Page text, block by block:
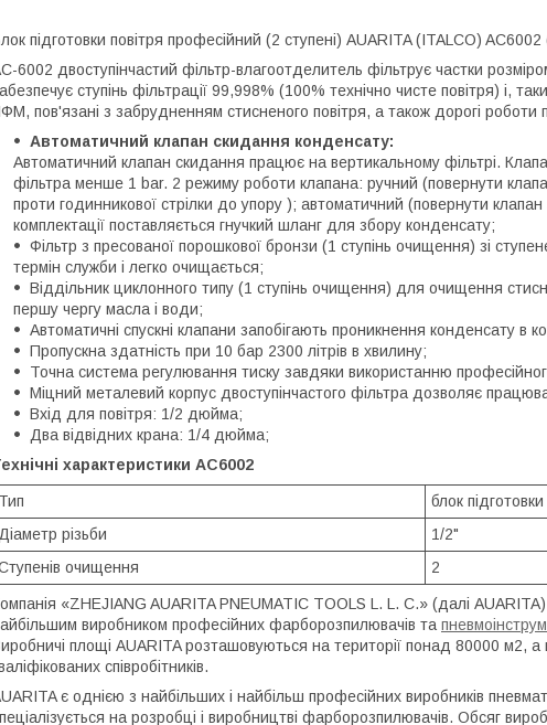
підготовки повітря професійний (2 ступені) AUARITA (ITALCO) AC6002
6002 двоступінчастий фільтр-влагоотделитель фільтрує частки
ступінь фільтрації 99,998% (100% технічно чисте повітря) і,
пов'язані з забрудненням стисненого повітря, а також дорогі роботи
Автоматичний клапан скидання конденсату:
Автоматичний клапан скидання працює на вертикальному фільтрі.
фільтра менше 1 bar. 2 режиму роботи клапана: ручний (повернути
проти годинникової стрілки до упору ); автоматичний (повернути
комплектації поставляється гнучкий шланг для збору конденсату;
Фільтр з пресованої порошкової бронзи (1 ступінь очищення) зі
термін служби і легко очищається;
Віддільник циклонного типу (1 ступінь очищення) для очищення
першу чергу масла і води;
Автоматичні спускні клапани запобігають проникнення конденсату в
Пропускна здатність при 10 бар 2300 літрів в хвилину;
Точна система регулювання тиску завдяки використанню
Міцний металевий корпус двоступінчастого фільтра дозволяє
Вхід для повітря: 1/2 дюйма;
Два відвідних крана: 1/4 дюйма;
характеристики AC6002
Тип
блок
Діаметр різьби
1/2"
очищення
2
«ZHEJIANG AUARITA PNEUMATIC TOOLS L. L. C.» (далі
виробником професійних фарборозпилювачів та
площі AUARITA розташовуються на території понад 80000 м2, а
співробітників.
є однією з найбільших і найбільш професійних виробників
на розробці і виробництві фарборозпилювачів. Обсяг